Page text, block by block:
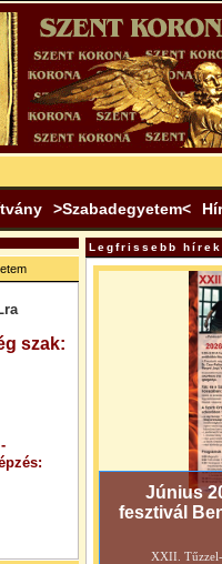
>Szabadegyetem<
szak:
-
Legfrissebb hírek
Június
fesztivál
XXII. Tűzzel-